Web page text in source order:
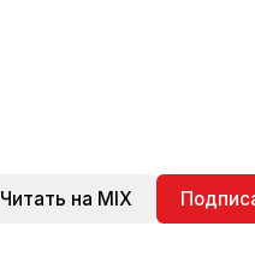
Читать на MIX